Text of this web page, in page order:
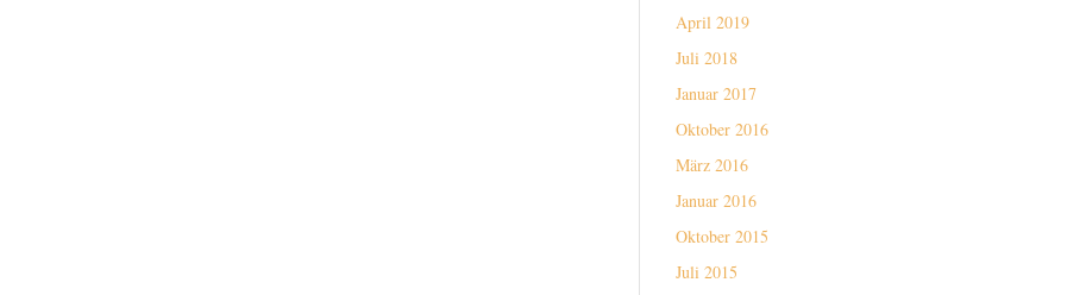
April 2019
Juli 2018
Januar 2017
Oktober 2016
März 2016
Januar 2016
Oktober 2015
Juli 2015